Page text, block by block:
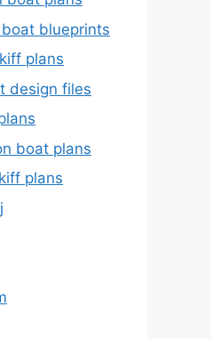
blueprints
plans
design files
boat plans
plans